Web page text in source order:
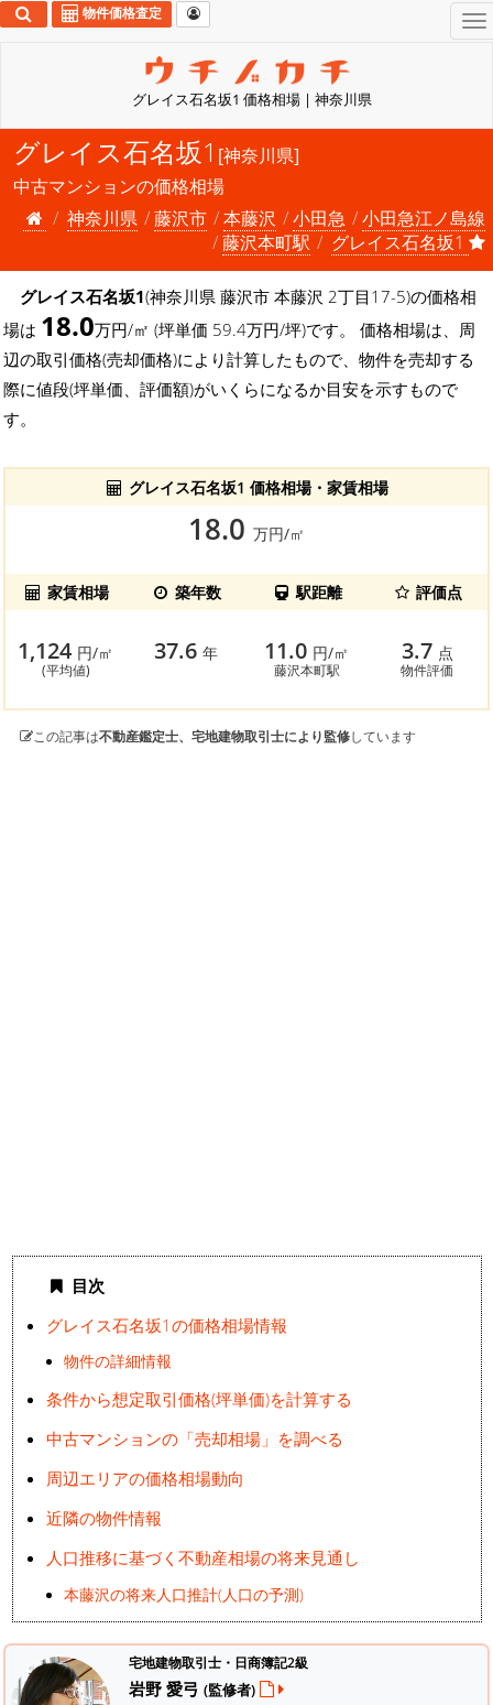
グレイス石名坂1 価格相場 | 神奈川県
物件価格査定
グレイス石名坂1 [神奈川県]
中古マンションの価格相場
神奈川県
藤沢市 本藤沢 小田急
小田急江ノ島線
藤沢本町駅
グレイス石名坂1
グレイス石名坂1(神奈川県 藤沢市 本藤沢 2丁目17-5)の価格相
場は 18.0万円/㎡ (坪単価 59.4万円/坪)です。 価格相場は、周
辺の取引価格(売却価格)により計算したもので、物件を売却する
際に値段(坪単価、評価額)がいくらになるか目安を示すもので
す。
グレイス石名坂1 価格相場・家賃相場
18.0 万円/㎡
家賃相場 築年数 駅距離 評価点
1,124 円/㎡
(平均値)
37.6年 11.0 円/㎡
藤沢本町駅
3.7 点
物件評価
この記事は不動産鑑定士、宅地建物取引士により監修しています
目次
グレイス石名坂1の価格相場情報
物件の詳細情報
条件から想定取引価格(坪単価)を計算する
中古マンションの「売却相場」を調べる
周辺エリアの価格相場動向
近隣の物件情報
人口推移に基づく不動産相場の将来見通し
本藤沢の将来人口推計(人口の予測)
宅地建物取引士・日商簿記2級
岩野 愛弓 (監修者)